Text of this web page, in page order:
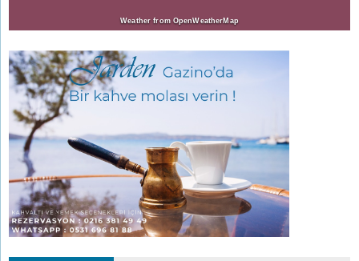
Weather from OpenWeatherMap